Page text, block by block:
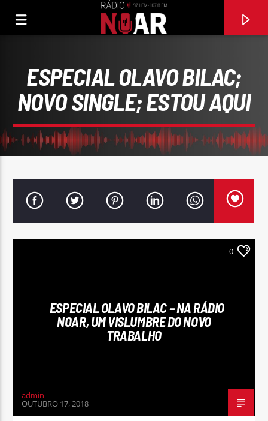
FAIXA ATUAL
ESPECIAL OLAVO BILAC;
NOVO SINGLE; ESTOU AQUI
0
ESPECIAL OLAVO BILAC – NA RÁDIO
NOAR, UM VISLUMBRE DO NOVO
TRABALHO
admin
OUTUBRO 17, 2018